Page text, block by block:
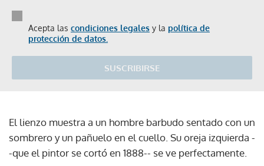
Acepta las condiciones legales y la política de
protección de datos.
SUSCRIBIRSE
El lienzo muestra a un hombre barbudo sentado con un
sombrero y un pañuelo en el cuello. Su oreja izquierda -
-que el pintor se cortó en 1888-- se ve perfectamente.